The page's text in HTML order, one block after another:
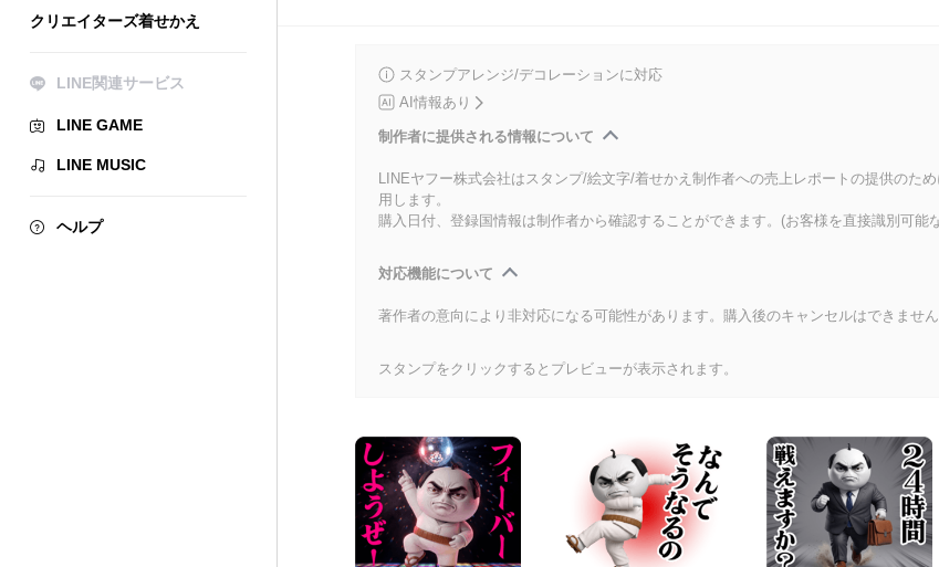
クリエイターズ着せかえ
LINE関連サービス
LINE GAME
LINE MUSIC
ヘルプ
スタンプアレンジ/デコレーションに対応
AI情報あり
制作者に提供される情報について
LINEヤフー株式会社はスタンプ/絵文字/着せかえ制作者への売上レポートの提供のた
用します。
購入日付、登録国情報は制作者から確認することができます。(お客様を直接識別可能
対応機能について
著作者の意向により非対応になる可能性があります。購入後のキャンセルはできません
スタンプをクリックするとプレビューが表示されます。